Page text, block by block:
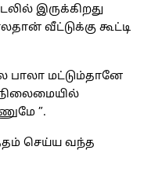
இருக்கிறது
வீட்டுக்கு கூட்டி
பாலா மட்டும்தானே
”.
செய்ய வந்த